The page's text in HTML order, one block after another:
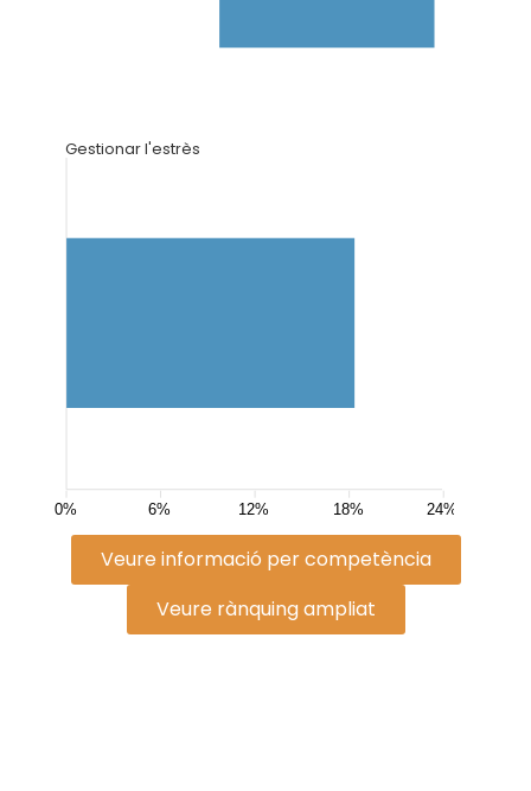
Gestionar l'estrès
24%
18%
12%
6%
0%
Veure informació per competència
Veure rànquing ampliat